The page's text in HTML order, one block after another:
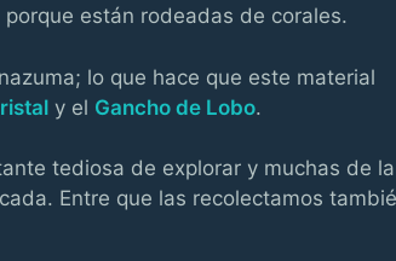
están rodeadas de corales.
lo que hace que este material
y el Gancho de Lobo.
tediosa de explorar y muchas de
Entre que las recolectamos